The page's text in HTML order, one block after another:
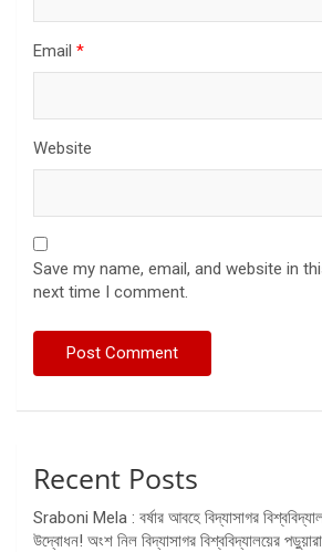
Email *
Website
Save my name, email, and website in
next time I comment.
Recent Posts
Sraboni Mela : বর্ষার আবহে বিদ্যাসাগর
উদ্বোধন! অংশ নিল বিদ্যাসাগর বিশ্ববিদ্যালয়ের পড়ুয়ারা